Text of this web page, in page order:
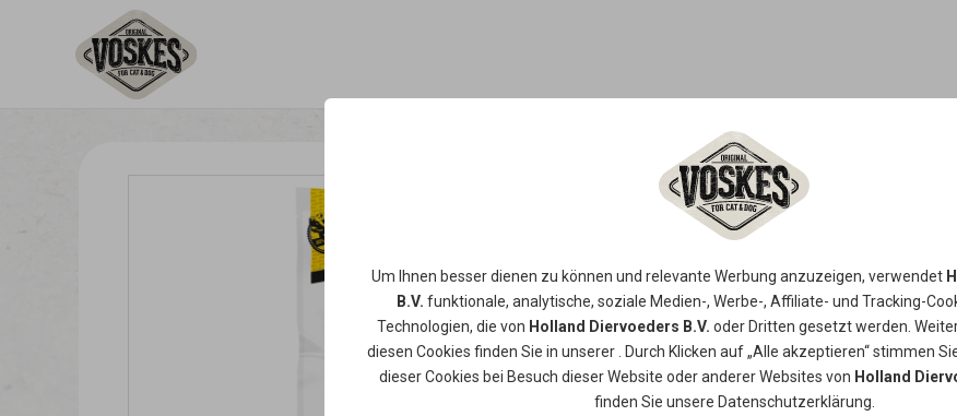
Um Ihnen besser dienen zu können und relevante Werbung anzuzeigen, verwendet
B.V. funktionale, analytische, soziale Medien-, Werbe-, Affiliate- und Tracking-
Technologien, die von Holland Diervoeders B.V. oder Dritten gesetzt werden.
diesen Cookies finden Sie in unserer
. Durch Klicken auf „Alle akzeptieren“ stimmen
dieser Cookies bei Besuch dieser Website oder anderer Websites von Holland
finden Sie unsere Datenschutzerklärung
25-28CM
Geknotete Knochen aus 100%
auf der getrockneten Haut zu
unterstützt. Geeignet für größere